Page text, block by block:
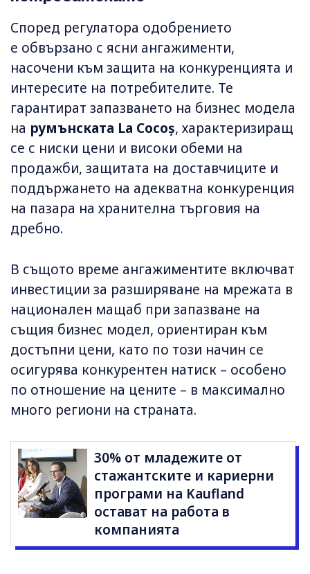
Според регулатора одобрението
е обвързано с ясни ангажименти,
насочени към защита на конкуренцията и
интересите на потребителите. Те
гарантират запазването на бизнес модела
на румънската La Cocoș, характеризиращ
се с ниски цени и високи обеми на
продажби, защитата на доставчиците и
поддържането на адекватна конкуренция
на пазара на хранителна търговия на
дребно.
В същото време ангажиментите включват
инвестиции за разширяване на мрежата в
национален мащаб при запазване на
същия бизнес модел, ориентиран към
достъпни цени, като по този начин се
осигурява конкурентен натиск – особено
по отношение на цените – в максимално
много региони на страната.
30% от младежите от
стажантските и кариерни
програми на Kaufland
остават на работа в
компанията